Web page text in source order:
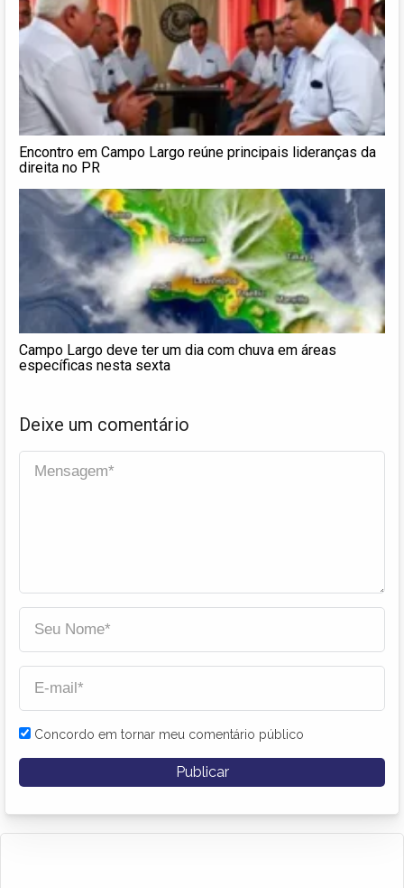
Encontro em Campo Largo reúne principais lideranças da
direita no PR
Campo Largo deve ter um dia com chuva em áreas
específicas nesta sexta
Deixe um comentário
Concordo em tornar meu comentário público